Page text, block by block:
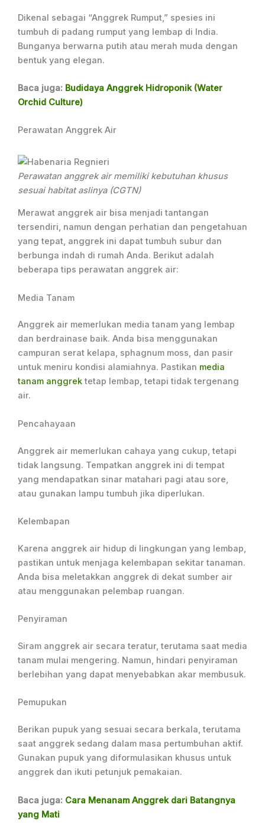
Dikenal sebagai “Anggrek Rumput,” spesies ini
tumbuh di padang rumput yang lembap di India.
Bunganya berwarna putih atau merah muda dengan
bentuk yang elegan.
Baca juga: Budidaya Anggrek Hidroponik (Water
Orchid Culture)
Perawatan Anggrek Air
Perawatan anggrek air memiliki kebutuhan khusus
sesuai habitat aslinya (CGTN)
Merawat anggrek air bisa menjadi tantangan
tersendiri, namun dengan perhatian dan pengetahuan
yang tepat, anggrek ini dapat tumbuh subur dan
berbunga indah di rumah Anda. Berikut adalah
beberapa tips perawatan anggrek air:
Media Tanam
Anggrek air memerlukan media tanam yang lembap
dan berdrainase baik. Anda bisa menggunakan
campuran serat kelapa, sphagnum moss, dan pasir
untuk meniru kondisi alamiahnya. Pastikan media
tanam anggrek tetap lembap, tetapi tidak tergenang
air.
Pencahayaan
Anggrek air memerlukan cahaya yang cukup, tetapi
tidak langsung. Tempatkan anggrek ini di tempat
yang mendapatkan sinar matahari pagi atau sore,
atau gunakan lampu tumbuh jika diperlukan.
Kelembapan
Karena anggrek air hidup di lingkungan yang lembap,
pastikan untuk menjaga kelembapan sekitar tanaman.
Anda bisa meletakkan anggrek di dekat sumber air
atau menggunakan pelembap ruangan.
Penyiraman
Siram anggrek air secara teratur, terutama saat media
tanam mulai mengering. Namun, hindari penyiraman
berlebihan yang dapat menyebabkan akar membusuk.
Pemupukan
Berikan pupuk yang sesuai secara berkala, terutama
saat anggrek sedang dalam masa pertumbuhan aktif.
Gunakan pupuk yang diformulasikan khusus untuk
anggrek dan ikuti petunjuk pemakaian.
Baca juga: Cara Menanam Anggrek dari Batangnya
yang Mati